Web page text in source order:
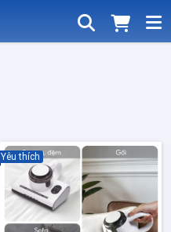
Yêu thích